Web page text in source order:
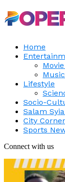
Home
Lifestyle
Socio-
Salam
City Corner
Sports
Connect with us